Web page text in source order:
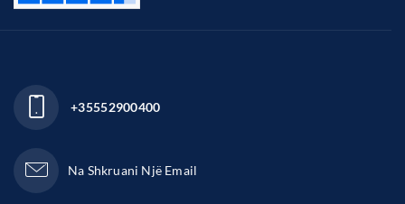
+35552900400
Na Shkruani Një Email